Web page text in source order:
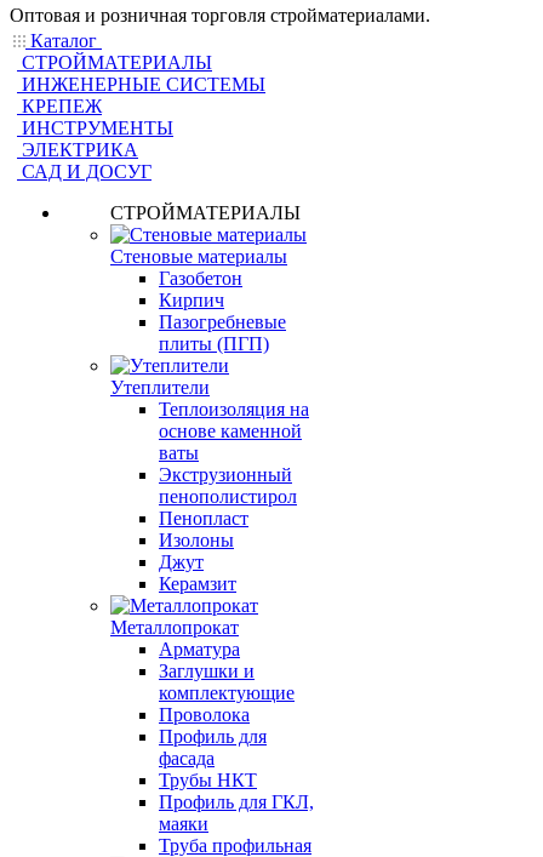
Оптовая и розничная торговля стройматериалами.
Каталог
СТРОЙМАТЕРИАЛЫ
ИНЖЕНЕРНЫЕ СИСТЕМЫ
КРЕПЕЖ
ИНСТРУМЕНТЫ
ЭЛЕКТРИКА
САД И ДОСУГ
СТРОЙМАТЕРИАЛЫ
Стеновые материалы
Газобетон
Кирпич
Пазогребневые
плиты (ПГП)
Утеплители
Теплоизоляция на
основе каменной
ваты
Экструзионный
пенополистирол
Пенопласт
Изолоны
Джут
Керамзит
Металлопрокат
Арматура
Заглушки и
комплектующие
Проволока
Профиль для
фасада
Трубы НКТ
Профиль для ГКЛ,
маяки
Труба профильная